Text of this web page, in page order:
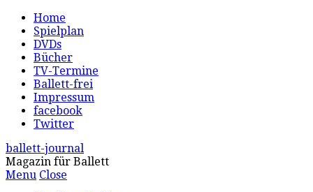
Home
Spielplan
DVDs
Bücher
TV-Termine
Ballett-frei
Impressum
facebook
Twitter
ballett-journal
Magazin für Ballett
Menu Close